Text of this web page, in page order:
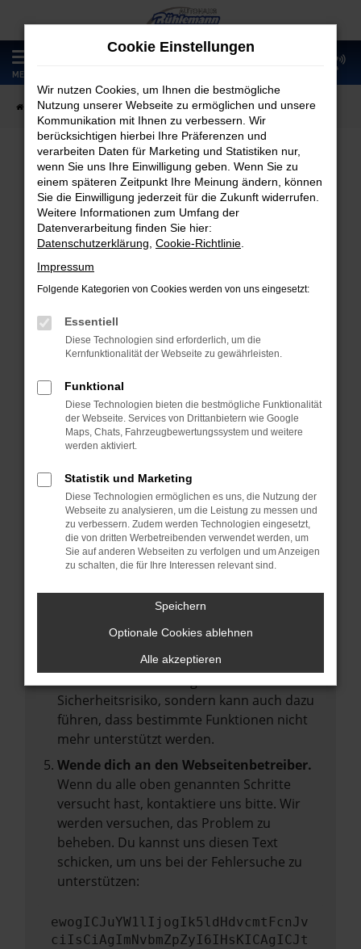
Zum
Hauptinhalt
springen
MENÜ
Startseite Fahrzeugangebote Fahrzeugmarkt
Fahrzeugmarkt
Fehler: Network Error
Beim Laden ist ein Fehler aufgetreten.
Hier sind ein paar Tipps, die dir helfen können:
Überprüfe deine Firewall und deine
Laden andere Webseiten, zum Beispiel
deine Suchmaschine?
Prüfe deine Browsererweiterungen.
Manche Erweiterungen, wie Werbeblocker,
können das Laden bestimmter Seiten
verhindern. Funktioniert die Seite in einem
anderen Browser oder in einem privaten
Fenster?
Starte dein Gerät neu.
vorübergehende Probleme zu beheben.
Betriebssystem auf dem neuesten Stand
Veraltete Software birgt nicht nur ein
Sicherheitsrisiko, sondern kann auch dazu
führen, dass bestimmte Funktionen nicht
mehr unterstützt werden.
Wende dich an den Webseitenbetreiber.
Wenn du alle oben genannten Schritte
versucht hast, kontaktiere uns bitte. Wir
werden versuchen, das Problem zu
beheben. Du kannst uns diesen Text
schicken, um uns bei der Fehlersuche zu
unterstützen:
ewogICJuYW1lIjogIk5ldHdvcmtFcnJv
ciIsCiAgImNvbmZpZyI6IHsKICAgICJt
Cookie Einstellungen
Wir nutzen Cookies, um Ihnen die bestmögliche
Nutzung unserer Webseite zu ermöglichen und unsere
Kommunikation mit Ihnen zu verbessern. Wir
berücksichtigen hierbei Ihre Präferenzen und
verarbeiten Daten für Marketing und Statistiken nur,
wenn Sie uns Ihre Einwilligung geben. Wenn Sie zu
einem späteren Zeitpunkt Ihre Meinung ändern, können
Sie die Einwilligung jederzeit für die Zukunft widerrufen.
Weitere Informationen zum Umfang der
Datenverarbeitung finden Sie hier:
Datenschutzerklärung Cookie-Richtlinie
Impressum
Folgende Kategorien von Cookies werden von uns eingesetzt:
Essentiell
Diese Technologien sind erforderlich, um die
Kernfunktionalität der Webseite zu gewährleisten.
Funktional
Diese Technologien bieten die bestmögliche Funktionalität
der Webseite. Services von Drittanbietern wie Google
Maps, Chats, Fahrzeugbewertungssystem und weitere
werden aktiviert.
Statistik und Marketing
Diese Technologien ermöglichen es uns, die Nutzung der
Webseite zu analysieren, um die Leistung zu messen und
zu verbessern. Zudem werden Technologien eingesetzt,
die von dritten Werbetreibenden verwendet werden, um
Sie auf anderen Webseiten zu verfolgen und um Anzeigen
zu schalten, die für Ihre Interessen relevant sind.
Speichern
Optionale Cookies ablehnen
Alle akzeptieren